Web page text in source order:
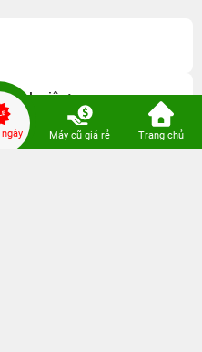
viên:
Laptop 24h
Máy cũ giá rẻ Trang chủ